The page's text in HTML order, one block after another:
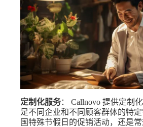
定制化服务： Callnovo 提供定制
足不同企业和不同顾客群体的特
国特殊节假日的促销活动，还是常